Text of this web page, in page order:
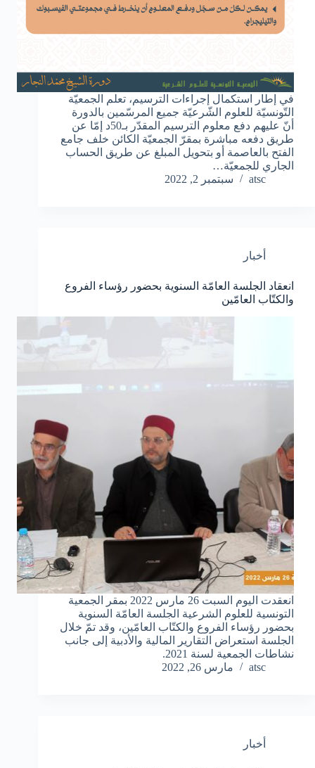
في إطار استكمال إجراءات الترسيم، تعلم الجمعيّة
التّونسيّة للعلوم الشّرعيّة جميع المرسّمين بالدورة
أنّ عليهم دفع معلوم الترسيم المقدّر بـ50د إمّا عن
طريق دفعه مباشرة بمقرّ الجمعيّة الكائن خلف جامع
الفتح بالعاصمة أو بتحويل المبلغ عن طريق الحساب
الجاري للجمعيّة…
atsc
سبتمبر 2, 2022
أخبار
انعقاد الجلسة العامّة السنوية بحضور رؤساء الفروع
والكتّاب العامّين
انعقدت اليوم السبت 26 مارس 2022 بمقر الجمعية
التونسية للعلوم الشرعية الجلسة العامّة السنوية
بحضور رؤساء الفروع والكتّاب العامّين، وقد تمّ خلال
الجلسة استعراض التقارير المالية والأدبية إلى جانب
نشاطات الجمعية لسنة 2021.
atsc
مارس 26, 2022
أخبار